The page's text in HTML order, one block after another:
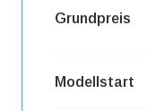
Grundpreis
Modellstart